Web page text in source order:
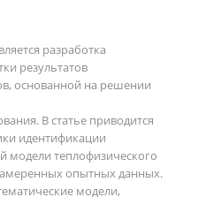
разработка
результатов
основанной на решении
В статье приводится
идентификации
модели теплофизического
опытных данных.
модели,